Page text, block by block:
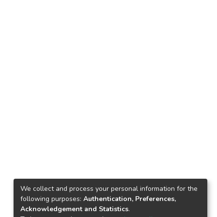
We collect and process your personal information for the
following purposes: Authentication, Preferences,
Acknowledgement and Statistics.